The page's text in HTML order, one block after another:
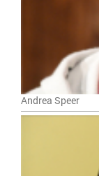
Andrea Speer